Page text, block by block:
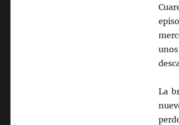
La